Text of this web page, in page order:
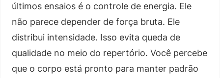
últimos ensaios é o controle de energia. Ele
não parece depender de força bruta. Ele
distribui intensidade. Isso evita queda de
qualidade no meio do repertório. Você percebe
que o corpo está pronto para manter padrão